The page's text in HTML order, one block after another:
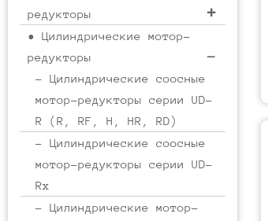
редукторы
• Цилиндрические мотор-
редукторы
- Цилиндрические соосные
мотор-редукторы серии UD-
R (R, RF, H, HR, RD)
- Цилиндрические соосные
мотор-редукторы серии UD-
Rx
- Цилиндрические мотор-